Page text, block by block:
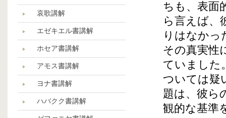
哀歌講解
エゼキエル書講解
ホセア書講解
アモス書講解
ヨナ書講解
ハバクク書講解
ちも、表面
ら言えば、
りはなかっ
その真実性
ていました
ついては疑
題は、彼ら
観的な基準